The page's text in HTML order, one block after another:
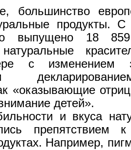
большинство
продукты.
выпущено 18 859
с изменением
«оказывающие
детей».
и вкуса
Например,